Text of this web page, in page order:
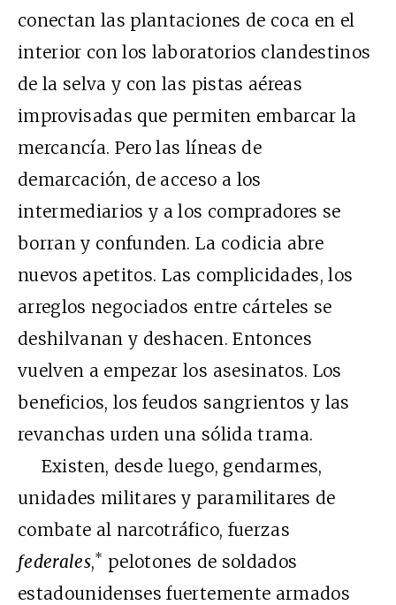
conectan las plantaciones de coca en el
interior con los laboratorios clandestinos
de la selva y con las pistas aéreas
improvisadas que permiten embarcar la
mercancía. Pero las líneas de
demarcación, de acceso a los
intermediarios y a los compradores se
borran y confunden. La codicia abre
nuevos apetitos. Las complicidades, los
arreglos negociados entre cárteles se
deshilvanan y deshacen. Entonces
vuelven a empezar los asesinatos. Los
beneficios, los feudos sangrientos y las
revanchas urden una sólida trama.
Existen, desde luego, gendarmes,
unidades militares y paramilitares de
combate al narcotráfico, fuerzas
federales,* pelotones de soldados
estadounidenses fuertemente armados